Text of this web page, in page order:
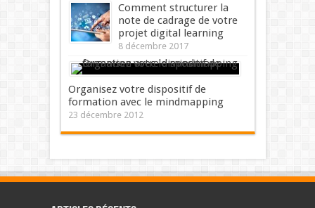
Comment structurer la
note de cadrage de votre
projet digital learning
8 décembre 2017
Organisez votre dispositif de
formation avec le mindmapping
23 décembre 2012